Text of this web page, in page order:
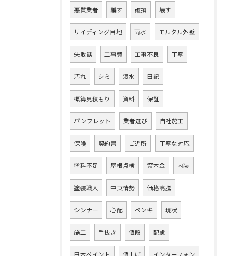
悪質業者 騙す 破損 壊す
サイディング目地 雨水 モルタル外壁
失敗談 工事費 工事不良 丁寧
汚れ シミ 浸水 日記
概算見積もり 資料 保証
パンフレット 業者選び 自社施工
保険 契約書 ご近所 丁寧な対応
塗料不足 屋根点検 資本金 内装
塗装職人 中東情勢 価格高騰
シンナー 心配 ペンキ 現状
施工 手抜き 値段 配慮